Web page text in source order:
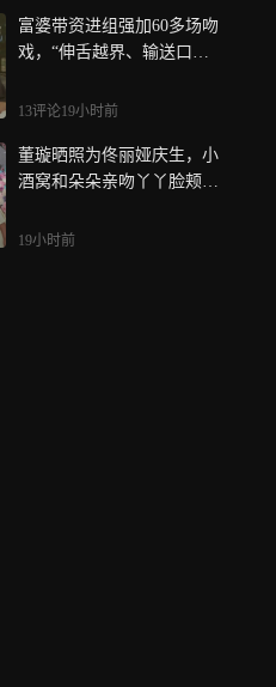
富婆带资进组强加60多场吻
戏，“伸舌越界、输送口
13评论19小时前
董璇晒照为佟丽娅庆生，小
酒窝和朵朵亲吻丫丫脸颊，
19小时前